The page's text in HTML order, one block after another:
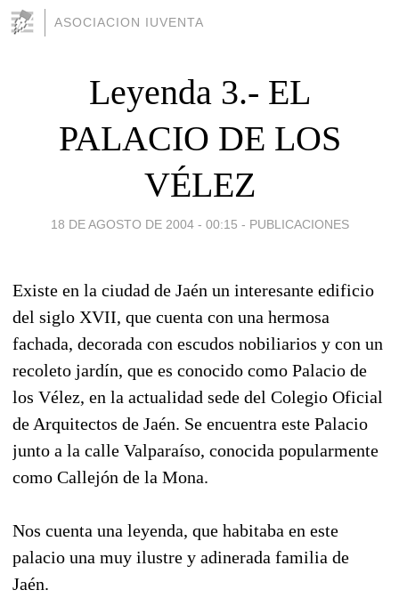
ASOCIACION IUVENTA
Leyenda 3.- EL
PALACIO DE LOS
VÉLEZ
18 DE AGOSTO DE 2004 - 00:15 - PUBLICACIONES
Existe en la ciudad de Jaén un interesante edificio
del siglo XVII, que cuenta con una hermosa
fachada, decorada con escudos nobiliarios y con un
recoleto jardín, que es conocido como Palacio de
los Vélez, en la actualidad sede del Colegio Oficial
de Arquitectos de Jaén. Se encuentra este Palacio
junto a la calle Valparaíso, conocida popularmente
como Callejón de la Mona.
Nos cuenta una leyenda, que habitaba en este
palacio una muy ilustre y adinerada familia de
Jaén.